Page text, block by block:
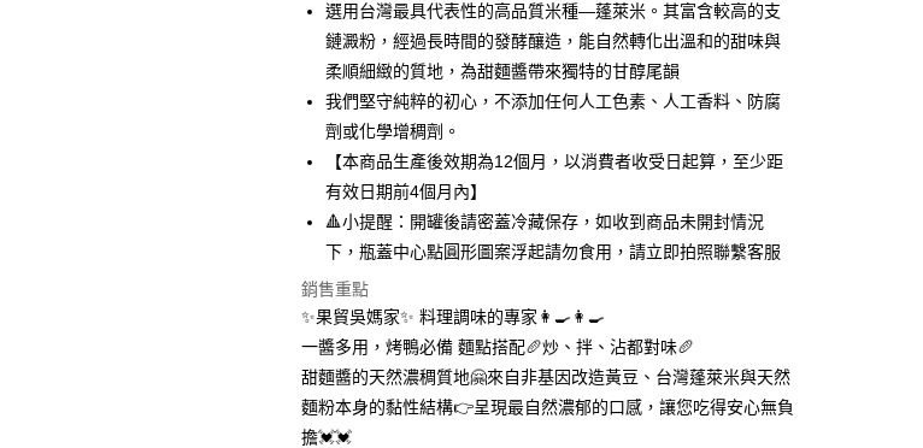
大哥付你分期
相關說明
【大哥付你分期使用說明】
1.本服務由台灣大哥大提供，台灣大哥大用戶可立即使用無須另外申請。
2.付款方式選擇「大哥付你分期」，訂單成立後會自動跳轉到大哥付的交易
完成交易。
3.實際核准額度、可分期數及費用金額請依後續交易確認頁面所載為準。
4.訂單成立30分鐘內，如未前往確認交易或遇審核未通過，訂單將自動取
消。如遇「轉專審核」未通過狀況，表示未達大哥付你分期系統評分，恕
無法說明評估內容。
【繳款方式說明】
1.分期款項不併入電信帳單，「大哥付你分期」於每月結算日後寄送繳費提
醒簡訊。
2.透過簡訊連結打開帳單後，可選擇「超商條碼／台灣大直營門市／銀行轉
帳／街口支付／iPASS MONEY」等通路繳費。
【注意事項】
1.本服務係由「台灣大哥大股份有限公司」（以下簡稱本公司）所提供，讓
貨到付款
運送方式
本島常溫／宅配有運費
每筆NT$150，滿NT$550(含以上)免運費
離島常溫／宅配有運費
貨到付款有運費
每筆NT$150，滿NT$550(含以上)免運費
選用台灣最具代表性的高品質米種—蓬萊米。其富含較高的支
鏈澱粉，經過長時間的發酵釀造，能自然轉化出溫和的甜味與
柔順細緻的質地，為甜麵醬帶來獨特的甘醇尾韻
我們堅守純粹的初心，不添加任何人工色素、人工香料、防腐
劑或化學增稠劑。
【本商品生產後效期為12個月，以消費者收受日起算，至少距
有效日期前4個月內】
🔺小提醒：開罐後請密蓋冷藏保存，如收到商品未開封情況
下，瓶蓋中心點圓形圖案浮起請勿食用，請立即拍照聯繫客服
銷售重點
✨果貿吳媽家✨ 料理調味的專家👩‍🍳👩‍🍳
一醬多用，烤鴨必備 麵點搭配🥖炒、拌、沾都對味🥖
甜麵醬的天然濃稠質地🤗來自非基因改造黃豆、台灣蓬萊米與天然
麵粉本身的黏性結構👉呈現最自然濃郁的口感，讓您吃得安心無負
擔💓💓